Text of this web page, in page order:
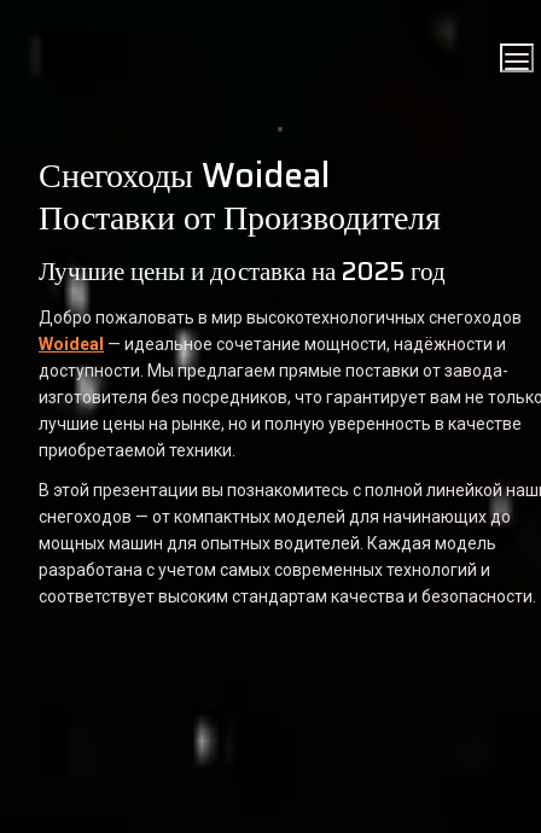
Снегоходы Woideal
Поставки от Производителя
Лучшие цены и доставка на 2025 год
Woideal — идеальное сочетание мощности, надёжности и
доступности. Мы предлагаем прямые поставки от завода-
изготовителя без посредников, что гарантирует вам не
лучшие цены на рынке, но и полную уверенность в качестве
приобретаемой техники.
В этой презентации вы познакомитесь с полной линейкой
снегоходов — от компактных моделей для начинающих до
мощных машин для опытных водителей. Каждая модель
разработана с учетом самых современных технологий и
соответствует высоким стандартам качества и безопасности.